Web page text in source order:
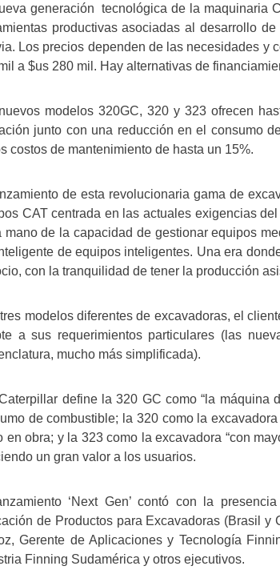
generación tecnológica de la maquinaria
productivas asociadas al desarrollo
Los precios dependen de las necesidades y
a $us 280 mil. Hay alternativas de
modelos 320GC, 320 y 323 ofrecen
junto con una reducción en el consumo
costos de mantenimiento de hasta un 15%.
de esta revolucionaria gama de
CAT centrada en las actuales exigencias
mano de la capacidad de gestionar equipos
de equipos inteligentes. Una era
con la tranquilidad de tener la producción
modelos diferentes de excavadoras, el
a sus requerimientos particulares (las
mucho más simplificada).
define la 320 GC como “la máquina
de combustible; la 320 como la
en obra; y la 323 como la excavadora “con
un gran valor a los usuarios.
‘Next Gen’ contó con la
de Productos para Excavadoras (Brasil
Gerente de Aplicaciones y Tecnología
Finning Sudamérica y otros ejecutivos.